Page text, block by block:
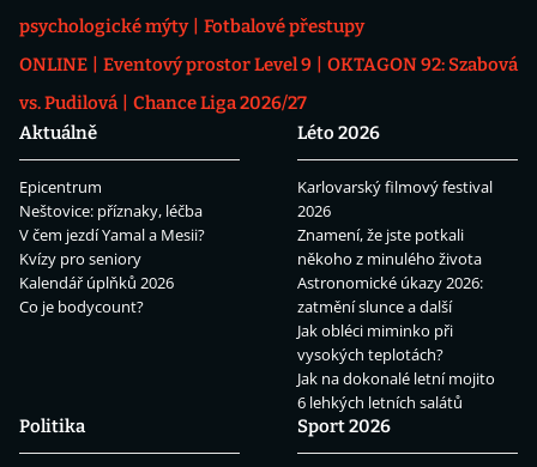
psychologické mýty
Fotbalové přestupy
ONLINE
Eventový prostor Level 9
OKTAGON 92: Szabová
vs. Pudilová
Chance Liga 2026/27
Aktuálně
Epicentrum
Neštovice: příznaky, léčba
V čem jezdí Yamal a Mesii?
Kvízy pro seniory
Kalendář úplňků 2026
Co je bodycount?
Léto 2026
Karlovarský filmový festival
2026
Znamení, že jste potkali
někoho z minulého života
Astronomické úkazy 2026:
zatmění slunce a další
Jak obléci miminko při
vysokých teplotách?
Jak na dokonalé letní mojito
6 lehkých letních salátů
Politika
Sport 2026